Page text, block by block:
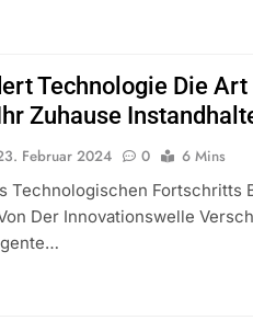
Technologie Die Art
Zuhause
Februar 2024 0
6 Mins
Technologischen Fortschritts
Der Innovationswelle